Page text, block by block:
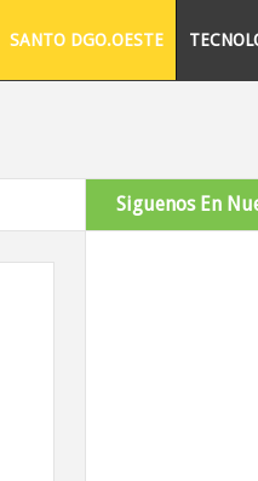
SANTO DGO.OESTE
Siguenos En